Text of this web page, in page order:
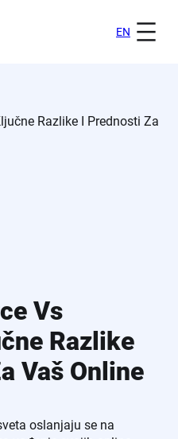
EN
Razlike I Prednosti Za
Vs
Razlike
Vaš Online
oslanjaju se na